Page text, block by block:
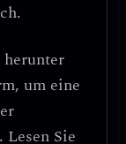
um eine
Sie